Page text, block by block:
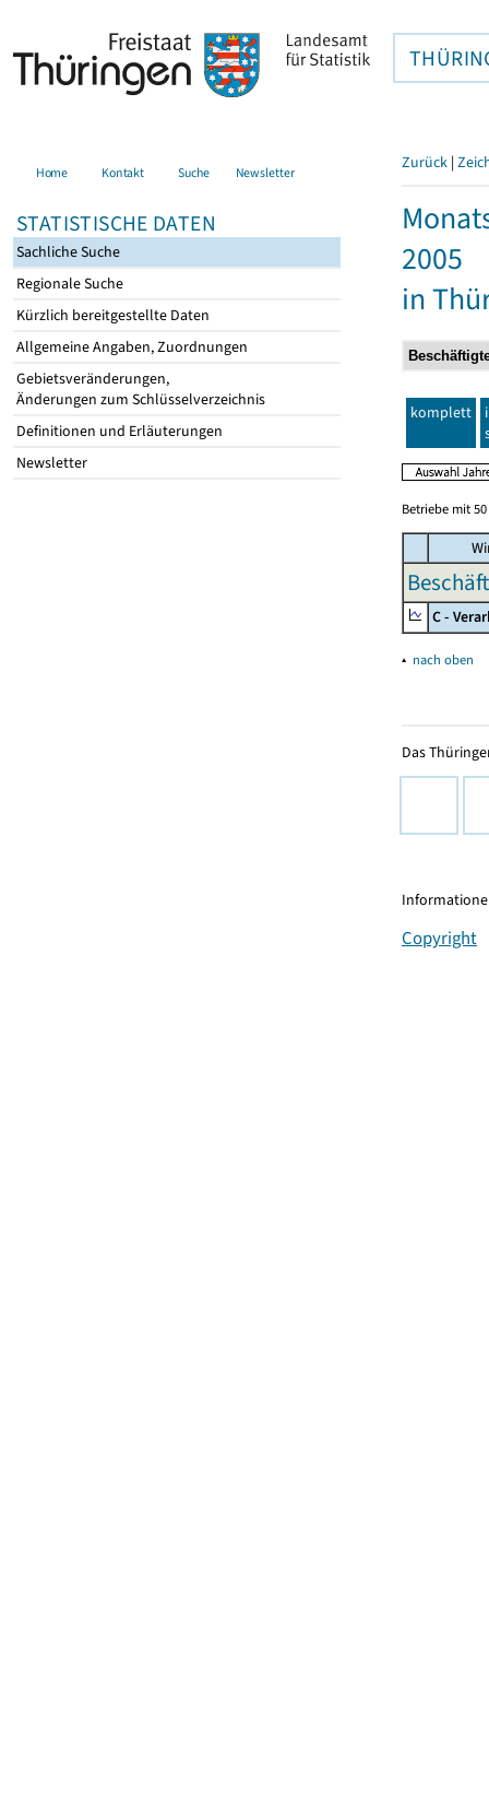
Home Kontakt Suche Newsletter
STATISTISCHE DATEN
Sachliche Suche
Regionale Suche
Kürzlich bereitgestellte Daten
Allgemeine Angaben, Zuordnungen
Gebietsveränderungen,
Änderungen zum Schlüsselverzeichnis
Definitionen und Erläuterungen
Newsletter
Zurück |
2005
in
komplett
Betriebe mit
C -
▴ nach oben
Das
Copyright